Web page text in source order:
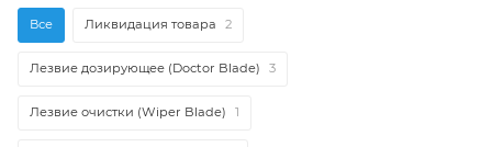
Все Ликвидация товара 2
Лезвие дозирующее (Doctor Blade) 3
Лезвие очистки (Wiper Blade) 1